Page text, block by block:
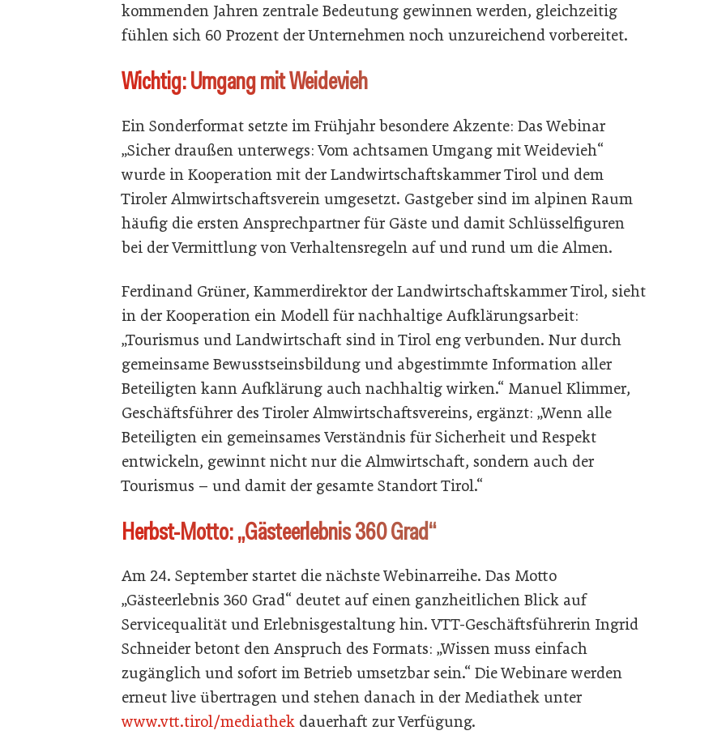
kommenden Jahren zentrale Bedeutung gewinnen werden, gleichzeitig
fühlen sich 60 Prozent der Unternehmen noch unzureichend vorbereitet.
Wichtig: Umgang mit Weidevieh
Ein Sonderformat setzte im Frühjahr besondere Akzente: Das Webinar
„Sicher draußen unterwegs: Vom achtsamen Umgang mit Weidevieh“
wurde in Kooperation mit der Landwirtschaftskammer Tirol und dem
Tiroler Almwirtschaftsverein umgesetzt. Gastgeber sind im alpinen Raum
häufig die ersten Ansprechpartner für Gäste und damit Schlüsselfiguren
bei der Vermittlung von Verhaltensregeln auf und rund um die Almen.
Ferdinand Grüner, Kammerdirektor der Landwirtschaftskammer Tirol, sieht
in der Kooperation ein Modell für nachhaltige Aufklärungsarbeit:
„Tourismus und Landwirtschaft sind in Tirol eng verbunden. Nur durch
gemeinsame Bewusstseinsbildung und abgestimmte Information aller
Beteiligten kann Aufklärung auch nachhaltig wirken.“ Manuel Klimmer,
Geschäftsführer des Tiroler Almwirtschaftsvereins, ergänzt: „Wenn alle
Beteiligten ein gemeinsames Verständnis für Sicherheit und Respekt
entwickeln, gewinnt nicht nur die Almwirtschaft, sondern auch der
Tourismus – und damit der gesamte Standort Tirol.“
Herbst-Motto: „Gästeerlebnis 360 Grad“
Am 24. September startet die nächste Webinarreihe. Das Motto
„Gästeerlebnis 360 Grad“ deutet auf einen ganzheitlichen Blick auf
Servicequalität und Erlebnisgestaltung hin. VTT-Geschäftsführerin Ingrid
Schneider betont den Anspruch des Formats: „Wissen muss einfach
zugänglich und sofort im Betrieb umsetzbar sein.“ Die Webinare werden
erneut live übertragen und stehen danach in der Mediathek unter
www.vtt.tirol/mediathek dauerhaft zur Verfügung.